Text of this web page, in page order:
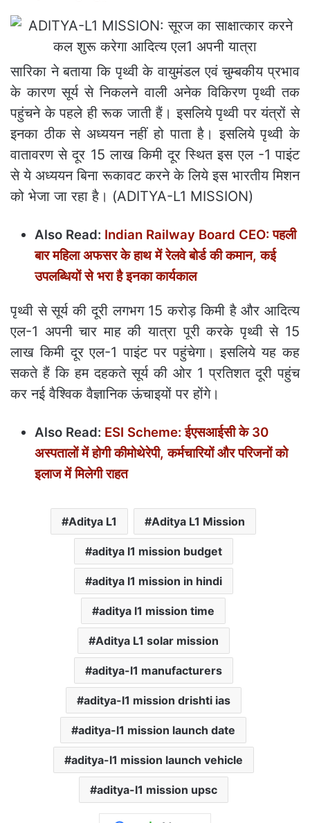
सारिका ने बताया कि पृथ्‍वी के वायुमंडल एवं चुम्‍बकीय प्रभाव
के कारण सूर्य से निकलने वाली अनेक विकिरण पृथ्‍वी तक
पहुंचने के पहले ही रूक जाती हैं। इसलिये पृथ्‍वी पर यंत्रों से
इनका ठीक से अध्‍ययन नहीं हो पाता है। इसलिये पृथ्‍वी के
वातावरण से दूर 15 लाख किमी दूर स्थित इस एल -1 पाइंट
से ये अध्‍ययन बिना रूकावट करने के लिये इस भारतीय मिशन
को भेजा जा रहा है। (ADITYA-L1 MISSION)
Also Read: Indian Railway Board CEO: पहली
बार महिला अफसर के हाथ में रेलवे बोर्ड की कमान, कई
उपलब्धियों से भरा है इनका कार्यकाल
पृथ्‍वी से सूर्य की दूरी लगभग 15 करोड़ किमी है और आदित्‍य
एल-1 अपनी चार माह की यात्रा पूरी करके पृथ्‍वी से 15
लाख किमी दूर एल-1 पाइंट पर पहुंचेगा। इसलिये यह कह
सकते हैं कि हम दहकते सूर्य की ओर 1 प्रतिशत दूरी पहुंच
कर नई वैश्विक वैज्ञानिक ऊंचाइयों पर होंगे।
Also Read: ESI Scheme: ईएसआईसी के 30
अस्पतालों में होगी कीमोथेरेपी, कर्मचारियों और परिजनों को
इलाज में मिलेगी राहत
Aditya L1 Aditya L1 Mission
aditya l1 mission budget
aditya l1 mission in hindi
aditya l1 mission time
Aditya L1 solar mission
aditya-l1 manufacturers
aditya-l1 mission drishti ias
aditya-l1 mission launch date
aditya-l1 mission launch vehicle
aditya-l1 mission upsc